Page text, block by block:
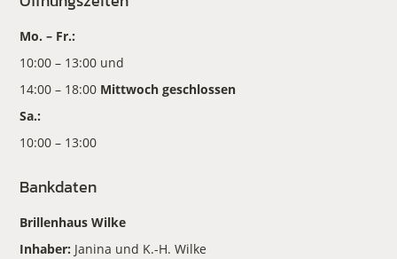
Mo. – Fr.:
10:00 – 13:00 und
14:00 – 18:00 Mittwoch geschlossen
Sa.:
10:00 – 13:00
Bankdaten
Brillenhaus Wilke
Inhaber: Janina und K.-H. Wilke